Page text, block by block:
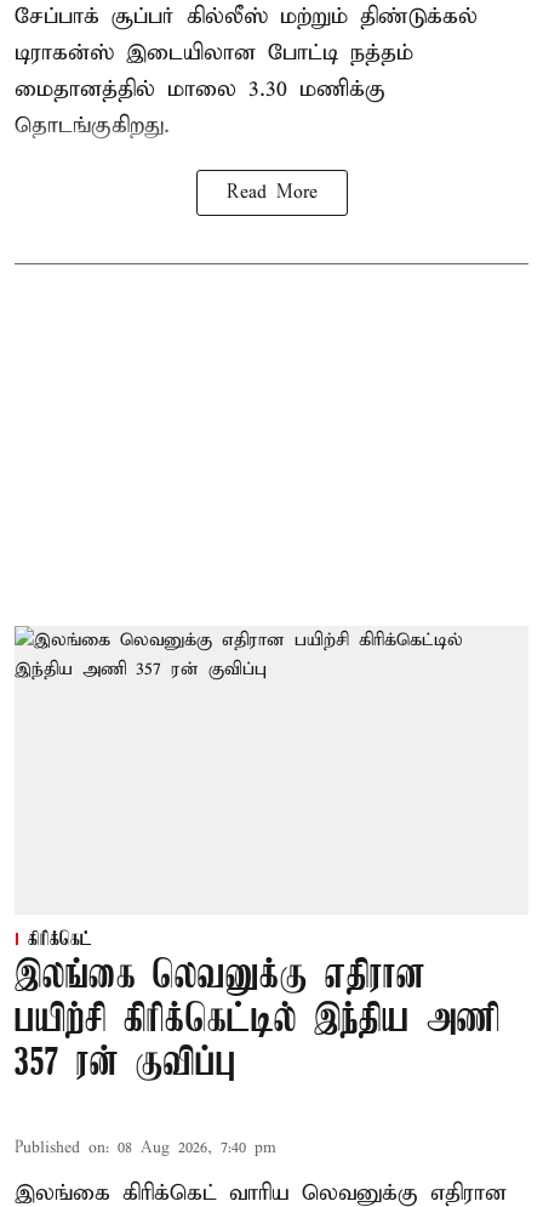
சேப்பாக் சூப்பர் கில்லீஸ் மற்றும் திண்டுக்கல்
டிராகன்ஸ் இடையிலான போட்டி நத்தம்
மைதானத்தில் மாலை 3.30 மணிக்கு
தொடங்குகிறது.
Read More
கிரிக்கெட்
இலங்கை லெவனுக்கு எதிரான
பயிற்சி கிரிக்கெட்டில் இந்திய அணி
357 ரன் குவிப்பு
Published on: 08 Aug 2026, 7:40 pm
இலங்கை கிரிக்கெட் வாரிய லெவனுக்கு எதிரான